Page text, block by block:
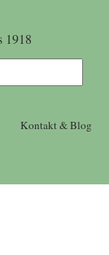
1918
Kontakt & Blog